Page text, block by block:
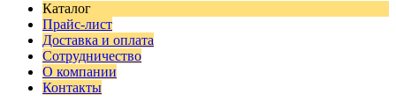
Каталог
Прайс-лист
Доставка и оплата
Сотрудничество
О компании
Контакты